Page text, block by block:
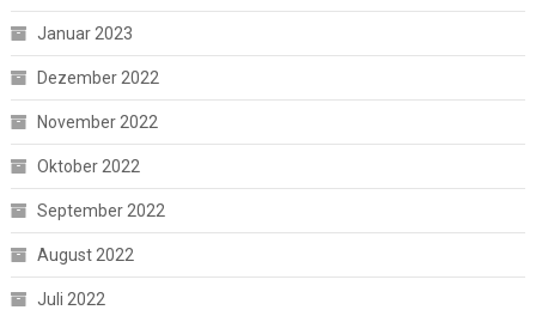
Januar 2023
Dezember 2022
November 2022
Oktober 2022
September 2022
August 2022
Juli 2022